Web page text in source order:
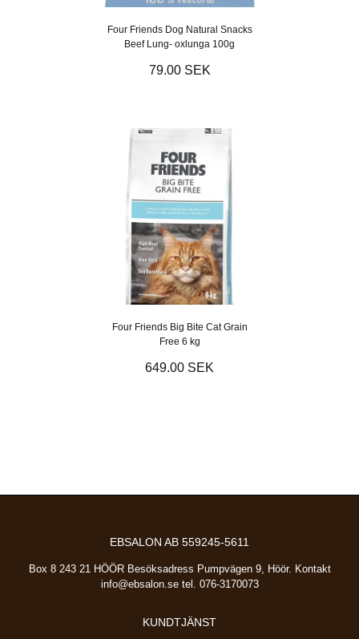
Four Friends Dog Natural Snacks
Beef Lung- oxlunga 100g
79.00 SEK
Four Friends Big Bite Cat Grain
Free 6 kg
649.00 SEK
EBSALON AB 559245-5611
Box 8 243 21 HÖÖR Besöksadress Pumpvägen 9, Höör. Kontakt
info@ebsalon.setel. 076-3170073
KUNDTJÄNST